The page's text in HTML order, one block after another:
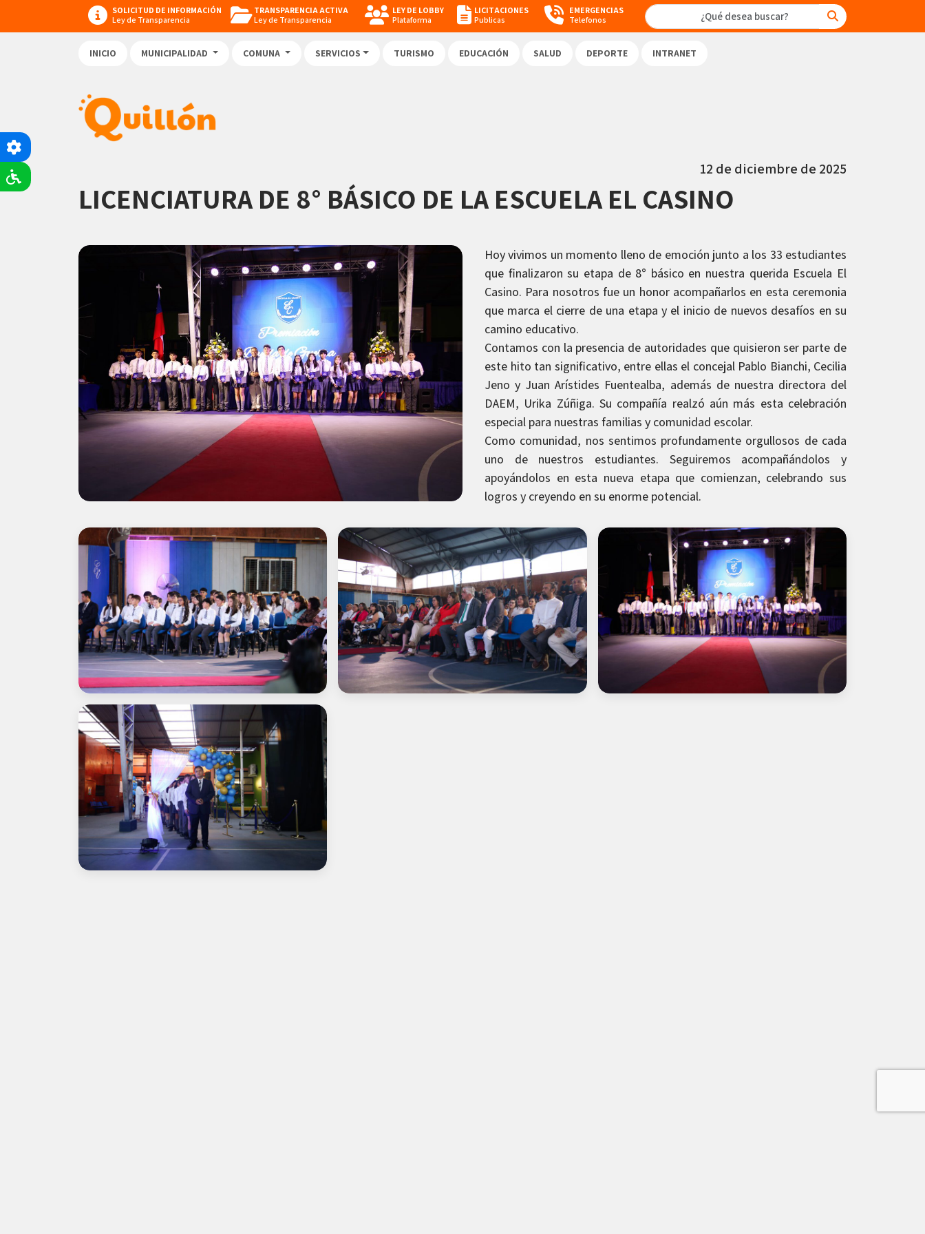
SOLICITUD DE INFORMACIÓN
Ley de Transparencia
TRANSPARENCIA ACTIVA
Ley de Transparencia
LEY DE LOBBY
Plataforma
LICITACIONES
Publicas
EMERGENCIAS
Telefonos
INICIO MUNICIPALIDAD COMUNA SERVICIOS TURISMO EDUCACIÓN SALUD DEPORTE INTRANET
12 de diciembre de 2025
LICENCIATURA DE 8° BÁSICO DE LA ESCUELA EL CASINO
Hoy vivimos un momento lleno de emoción junto a los 33 estudiantes
que finalizaron su etapa de 8° básico en nuestra querida Escuela El
Casino. Para nosotros fue un honor acompañarlos en esta ceremonia
que marca el cierre de una etapa y el inicio de nuevos desafíos en su
camino educativo.
Contamos con la presencia de autoridades que quisieron ser parte de
este hito tan significativo, entre ellas el concejal Pablo Bianchi, Cecilia
Jeno y Juan Arístides Fuentealba, además de nuestra directora del
DAEM, Urika Zúñiga. Su compañía realzó aún más esta celebración
especial para nuestras familias y comunidad escolar.
Como comunidad, nos sentimos profundamente orgullosos de cada
uno de nuestros estudiantes. Seguiremos acompañándolos y
apoyándolos en esta nueva etapa que comienzan, celebrando sus
logros y creyendo en su enorme potencial.